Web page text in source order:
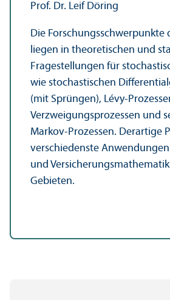
Prof. Dr. Leif Döring
Die Forschungs­schwerpunkte
liegen in theoretischen und
Fragestellungen für
wie stochastischen
(mit Sprüngen), Lévy-
Verzweigungs­prozessen und
Markov-Prozessen. Derartige
verschiedenste
und
Gebieten.